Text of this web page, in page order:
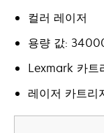
컬러 레이저
용량 값:
Lexmark 카트
레이저 카트리